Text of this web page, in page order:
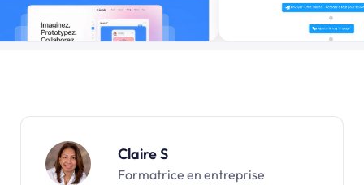
Claire S
Formatrice en entreprise